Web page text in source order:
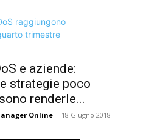
e aziende:
strategie poco
renderle...
Online - 18 Giugno 2018